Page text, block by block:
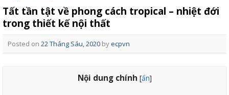
Tất tần tật về phong cách tropical – nhiệt đới
trong thiết kế nội thất
Posted on 22 Tháng Sáu, 2020 byecpvn
Nội dung chính [ẩn]